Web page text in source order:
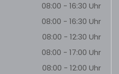
08:00 - 16:30 Uhr
08:00 - 16:30 Uhr
08:00 - 12:30 Uhr
08:00 - 17:00 Uhr
08:00 - 12:00 Uhr